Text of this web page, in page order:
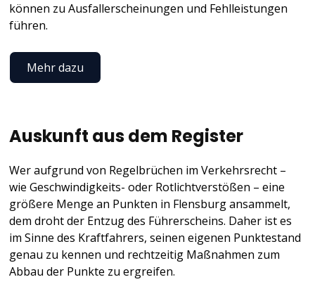
können zu Ausfallerscheinungen und Fehlleistungen
führen.
Mehr dazu
Auskunft aus dem Register
Wer aufgrund von Regelbrüchen im Verkehrsrecht –
wie Geschwindigkeits- oder Rotlichtverstößen – eine
größere Menge an Punkten in Flensburg ansammelt,
dem droht der Entzug des Führerscheins. Daher ist es
im Sinne des Kraftfahrers, seinen eigenen Punktestand
genau zu kennen und rechtzeitig Maßnahmen zum
Abbau der Punkte zu ergreifen.